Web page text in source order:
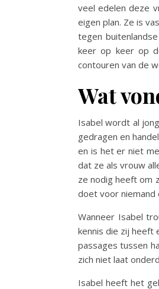
veel edelen deze
eigen plan. Ze is
tegen
keer op keer op
contouren van de
Wat
Isabel wordt al
gedragen en
en is het er niet
dat ze als vrouw
ze nodig heeft om
doet voor niemand
Wanneer Isabel
kennis die zij heeft
passages tussen
zich niet laat
Isabel heeft het